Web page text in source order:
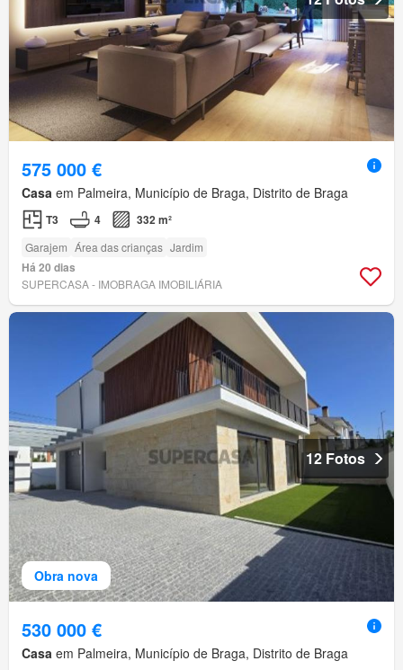
575 000 €
Casa em Palmeira, Município de Braga, Distrito de Braga
T3 4 332 m²
Garajem Área das crianças Jardim
Há 20 dias
SUPERCASA - IMOBRAGA IMOBILIÁRIA
Obra nova
12 Fotos
530 000 €
Casa em Palmeira, Município de Braga, Distrito de Braga